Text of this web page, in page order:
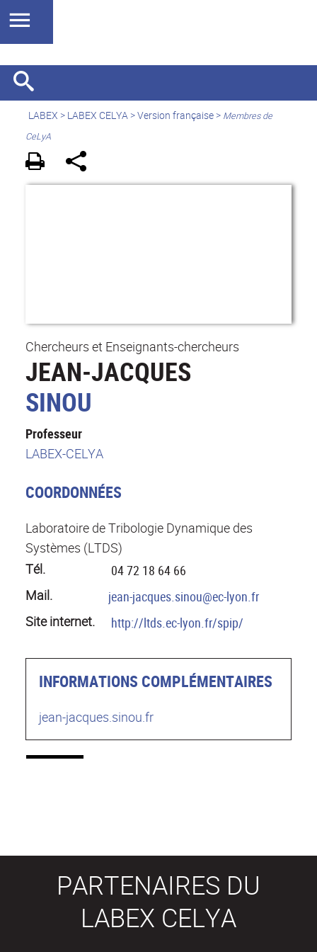
LABEX > LABEX CELYA>Version française> Membres de
CeLyA
Chercheurs et Enseignants-chercheurs
JEAN-JACQUES
SINOU
Professeur
LABEX-CELYA
COORDONNÉES
Laboratoire de Tribologie Dynamique des
Systèmes (LTDS)
Tél.
04 72 18 64 66
Mail.
jean-jacques.sinou@ec-lyon.fr
Site internet.
http://ltds.ec-lyon.fr/spip/
INFORMATIONS COMPLÉMENTAIRES
jean-jacques.sinou.fr
PARTENAIRES DU
LABEX CELYA